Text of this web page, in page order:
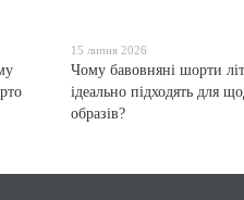
15 липня 2026
Чому бавовняні шорти
ідеально підходять для
образів?